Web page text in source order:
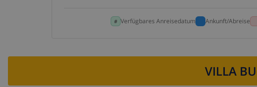
Verfügbares Anreisedatum Ankunft/Abreise
VILLA